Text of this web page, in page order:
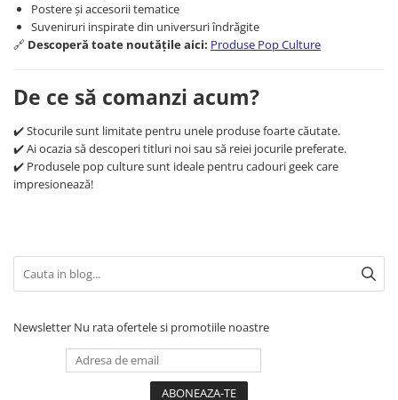
Lord of The Rings
Naruto Shippuden
Harry Potter
Star Trek
Fallout
Stranger Things
Retro Arcade – Jocuri, Console si
Accesorii Clasice
Hello Kitty - Produse Oficiale
Comic Books (Benzi Desenate)
Postere și accesorii tematice
Suveniruri inspirate din universuri îndrăgite
🔗 Descoperă toate noutățile aici: Produse Pop Culture
De ce să comanzi acum?
✔️ Stocurile sunt limitate pentru unele produse foarte căutate.
✔️ Ai ocazia să descoperi titluri noi sau să reiei jocurile preferate.
✔️ Produsele pop culture sunt ideale pentru cadouri geek care
impresionează!
Newsletter Nu rata ofertele si promotiile noastre